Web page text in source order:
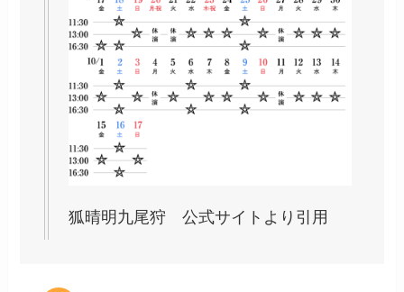
狐晴明九尾狩 公式サイトより引用